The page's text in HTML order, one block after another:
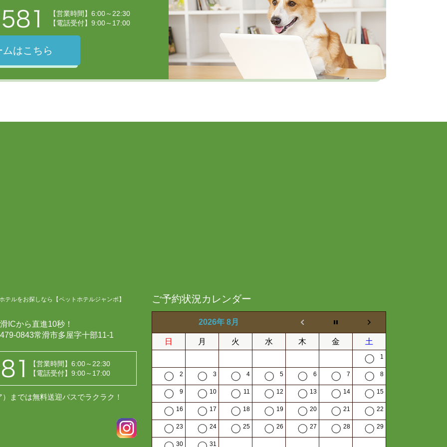
【営業時間】6:00～22:30
【電話受付】9:00～17:00
はこちら
ルをお探しなら【ペットホテルジャンボ】
ICから直進10秒！
0843常滑市多屋字十部11-1
【営業時間】6:00～22:30
【電話受付】9:00～17:00
までは無料送迎バスでラクラク！
ご予約状況カレンダー
2026年 8月
日 月 火 水 木 金 土
1
2 3 4 5 6 7 8
9 10 11 12 13 14 15
16 17 18 19 20 21 22
23 24 25 26 27 28 29
30 31